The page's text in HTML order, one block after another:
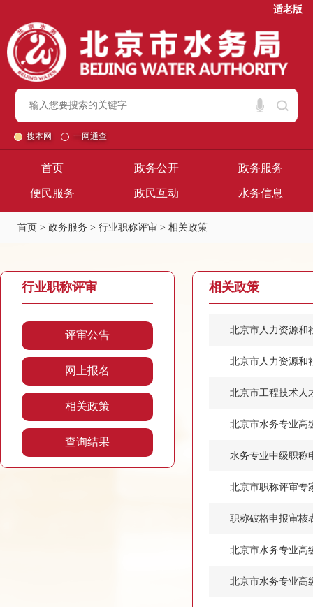
适老版
搜本网 一网通查
首页 政务公开 政务服务
便民服务 政民互动 水务信息
首页 > 政务服务 > 行业职称评审 > 相关政策
行业职称评审
评审公告
网上报名
相关政策
查询结果
相关政策
北京市人力资源和
北京市人力资源和
北京市工程技术人
北京市水务专业高
水务专业中级职称
北京市职称评审专
职称破格申报审核
北京市水务专业高
北京市水务专业高